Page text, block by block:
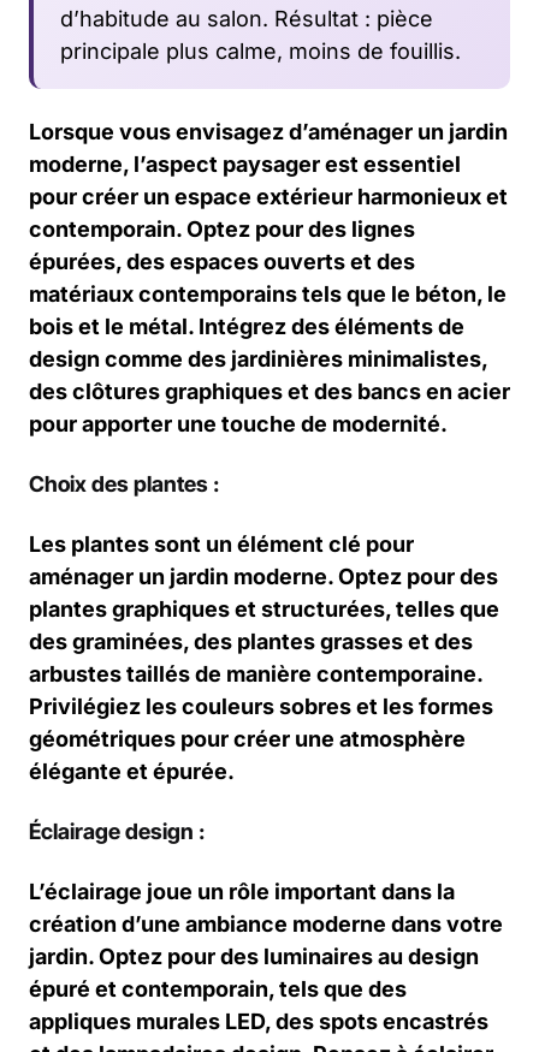
d’habitude au salon. Résultat : pièce
principale plus calme, moins de fouillis.
Lorsque vous envisagez d’aménager un jardin
moderne, l’aspect paysager est essentiel
pour créer un espace extérieur harmonieux et
contemporain. Optez pour des lignes
épurées, des espaces ouverts et des
matériaux contemporains tels que le béton, le
bois et le métal. Intégrez des éléments de
design comme des jardinières minimalistes,
des clôtures graphiques et des bancs en acier
pour apporter une touche de modernité.
Choix des plantes :
Les plantes sont un élément clé pour
aménager un jardin moderne. Optez pour des
plantes graphiques et structurées, telles que
des graminées, des plantes grasses et des
arbustes taillés de manière contemporaine.
Privilégiez les couleurs sobres et les formes
géométriques pour créer une atmosphère
élégante et épurée.
Éclairage design :
L’éclairage joue un rôle important dans la
création d’une ambiance moderne dans votre
jardin. Optez pour des luminaires au design
épuré et contemporain, tels que des
appliques murales LED, des spots encastrés